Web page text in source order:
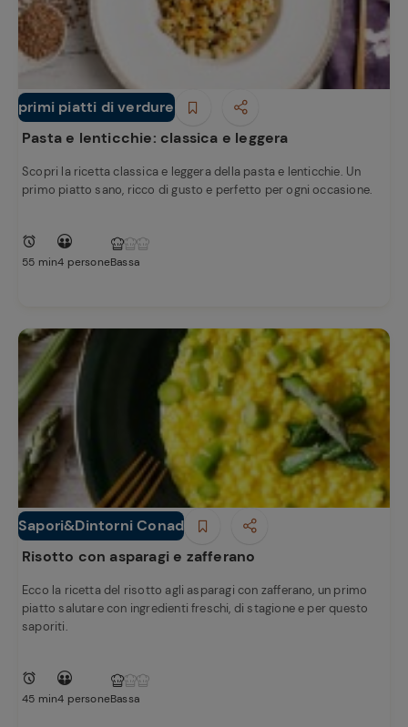
primi piatti di verdure
Primi piatti
Pasta e lenticchie: classica e leggera
Scopri la ricetta classica e leggera della pasta e lenticchie. Un
primo piatto sano, ricco di gusto e perfetto per ogni occasione.
55 min4 personeBassa
Sapori&Dintorni Conad
Primi piatti
Risotto con asparagi e zafferano
Ecco la ricetta del risotto agli asparagi con zafferano, un primo
piatto salutare con ingredienti freschi, di stagione e per questo
saporiti.
45 min4 personeBassa
preferite